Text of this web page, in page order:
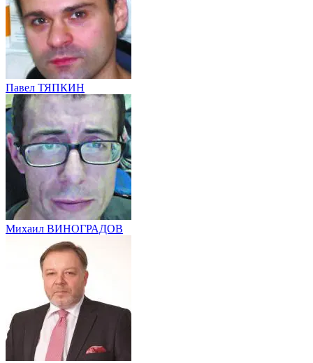
Павел ТЯПКИН
Михаил ВИНОГРАДОВ